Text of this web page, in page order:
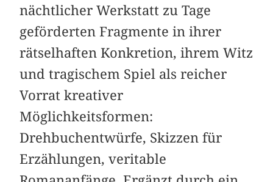
nächtlicher Werkstatt zu Tage
geförderten Fragmente in ihrer
rätselhaften Konkretion, ihrem Witz
und tragischem Spiel als reicher
Vorrat kreativer
Möglichkeitsformen:
Drehbuchentwürfe, Skizzen für
Erzählungen, ­veritable